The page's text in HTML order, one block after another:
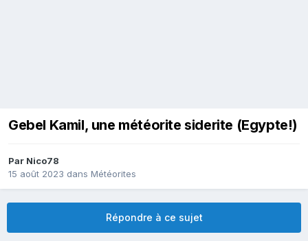
Gebel Kamil, une météorite siderite (Egypte!)
Par Nico78
15 août 2023 dans Météorites
Répondre à ce sujet